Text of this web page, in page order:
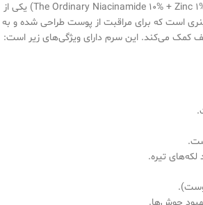
(The Ordinary Niacinamide 10% + Zinc 1%) یکی از
است که برای مراقبت از پوست طراحی شده و به
کمک می‌کند. این سرم دارای ویژگی‌های زیر است:
تیره.